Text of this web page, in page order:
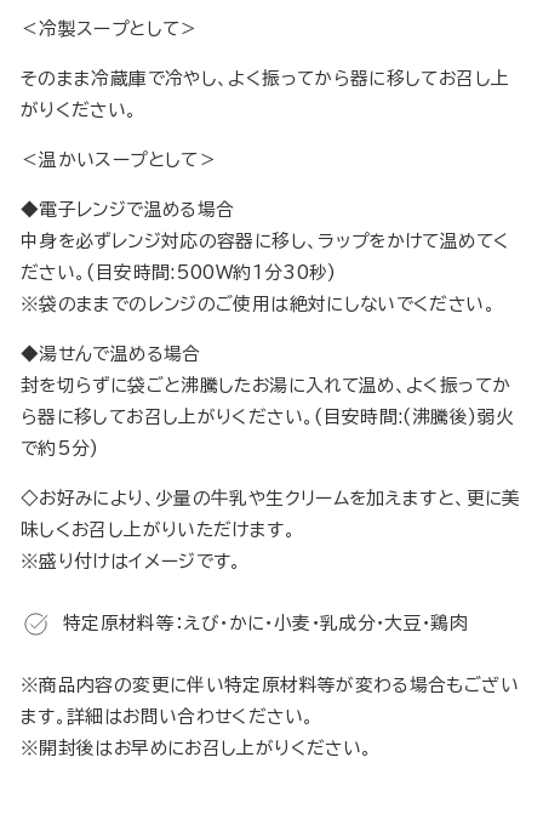
＜冷製スープとして＞
そのまま冷蔵庫で冷やし、よく振ってから器に移してお召し上
がりください。
＜温かいスープとして＞
◆電子レンジで温める場合
中身を必ずレンジ対応の容器に移し、ラップをかけて温めてく
ださい。(目安時間:500W約1分30秒)
※袋のままでのレンジのご使用は絶対にしないでください。
◆湯せんで温める場合
封を切らずに袋ごと沸騰したお湯に入れて温め、よく振ってか
ら器に移してお召し上がりください。(目安時間:(沸騰後)弱火
で約5分)
◇お好みにより、少量の牛乳や生クリームを加えますと、更に美
味しくお召し上がりいただけます。
※盛り付けはイメージです。
特定原材料等：えび・かに・小麦・乳成分・大豆・鶏肉
※商品内容の変更に伴い特定原材料等が変わる場合もござい
ます。詳細はお問い合わせください。
※開封後はお早めにお召し上がりください。